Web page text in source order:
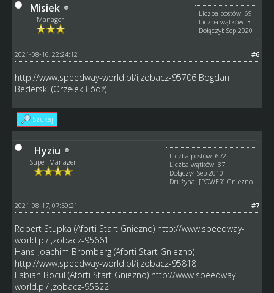
Misiek
Manager
Liczba postów: 69
Liczba wątków: 3
Dołączył: Sep 2020
#6
2021-08-16, 22:24:12
http://www.speedway-world.pl/i,zobacz-95706Bogdan
Bederski (Orzełek Łódź)
Szukaj
Hyziu
Super Manager
Liczba postów: 672
Liczba wątków: 37
Dołączył: Sep 2010
Drużyna: [POWER] Gniezno
#7
2021-08-17, 07:59:21
Robert Stupka (Aforti Start Gniezno) http://www.speedway-
world.pl/i,zobacz-95661
Hans-Joachim Bromberg (Aforti Start Gniezno)
http://www.speedway-world.pl/i,zobacz-95818
Fabian Bocul (Aforti Start Gniezno) http://www.speedway-
world.pl/i,zobacz-95822